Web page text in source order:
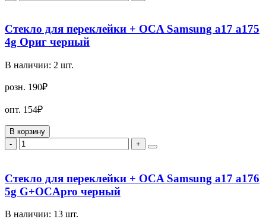
Стекло для переклейки + OCA Samsung a17 a175
4g Ориг черный
В наличии: 2 шт.
розн. 190₽
опт. 154₽
В корзину
-
+
Стекло для переклейки + OCA Samsung a17 a176
5g G+OCApro черный
В наличии: 13 шт.